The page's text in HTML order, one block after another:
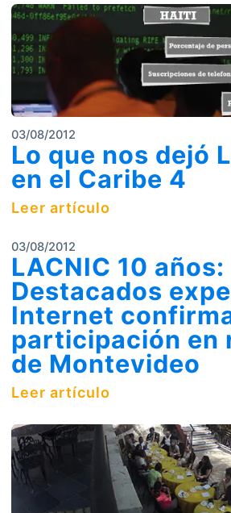
03/08/2012
Lo que nos dejó
en el Caribe 4
Leer artículo
03/08/2012
LACNIC 10 años:
Destacados
Internet
participación en
de Montevideo
Leer artículo